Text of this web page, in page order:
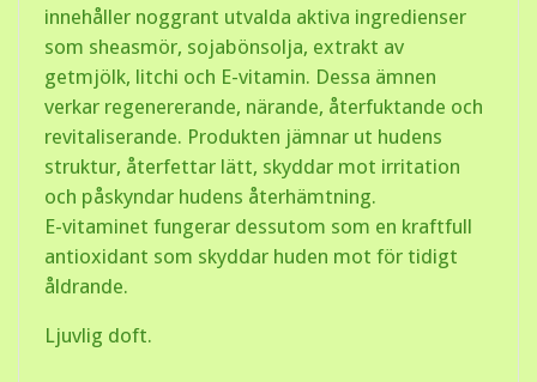
innehåller noggrant utvalda aktiva ingredienser
som sheasmör, sojabönsolja, extrakt av
getmjölk, litchi och E-vitamin. Dessa ämnen
verkar regenererande, närande, återfuktande och
revitaliserande. Produkten jämnar ut hudens
struktur, återfettar lätt, skyddar mot irritation
och påskyndar hudens återhämtning.
E-vitaminet fungerar dessutom som en kraftfull
antioxidant som skyddar huden mot för tidigt
åldrande.
Ljuvlig doft.